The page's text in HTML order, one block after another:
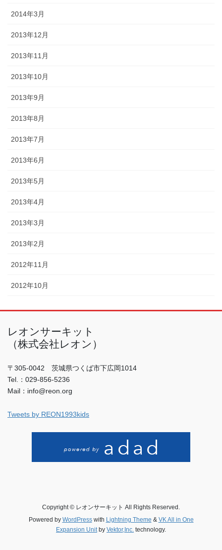
2014年3月
2013年12月
2013年11月
2013年10月
2013年9月
2013年8月
2013年7月
2013年6月
2013年5月
2013年4月
2013年3月
2013年2月
2012年11月
2012年10月
レオンサーキット
（株式会社レオン）
〒305-0042 茨城県つくば市下広岡1014
Tel.：029-856-5236
Mail：info@reon.org
Tweets by REON1993kids
Copyright © レオンサーキット All Rights Reserved.
Powered by WordPresswith Lightning Theme & VK All in One
Expansion Unitby Vektor,Inc. technology.